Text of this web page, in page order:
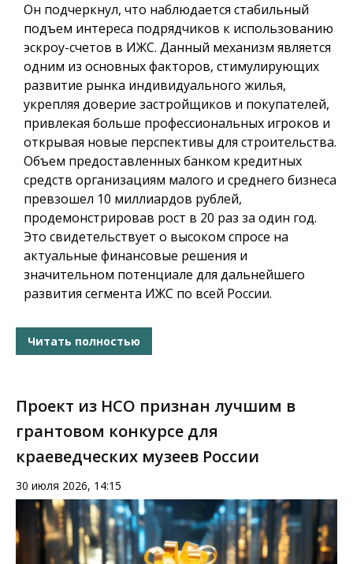
Он подчеркнул, что наблюдается стабильный
подъем интереса подрядчиков к использованию
эскроу-счетов в ИЖС. Данный механизм является
одним из основных факторов, стимулирующих
развитие рынка индивидуального жилья,
укрепляя доверие застройщиков и покупателей,
привлекая больше профессиональных игроков и
открывая новые перспективы для строительства.
Объем предоставленных банком кредитных
средств организациям малого и среднего бизнеса
превзошел 10 миллиардов рублей,
продемонстрировав рост в 20 раз за один год.
Это свидетельствует о высоком спросе на
актуальные финансовые решения и
значительном потенциале для дальнейшего
развития сегмента ИЖС по всей России.
Читать полностью
Проект из НСО признан лучшим в
грантовом конкурсе для
краеведческих музеев России
30 июля 2026, 14:15